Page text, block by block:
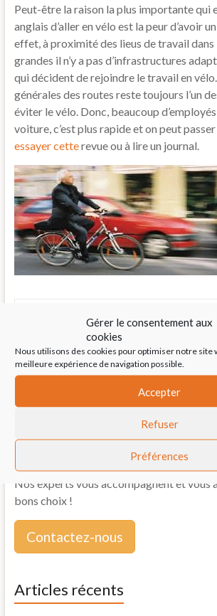
Gérer le consentement aux
cookies
Nous utilisons des cookies pour optimiser notre site
meilleure expérience de navigation possible.
Accepter
Refuser
Préférences
Peut-être la raison la plus importante qui
anglais d’aller en vélo est la peur d’avoir
effet, à proximité des lieus de travail dans
grandes il n’y a pas d’infrastructures
qui décident de rejoindre le travail en
générales des routes reste toujours l’un
éviter le vélo. Donc, beaucoup
voiture, c’est plus rapide et on peut
essayer cetterevue ou à lire un journal.
←Juriste-profiler.eu
Création de sites internet :
Un projet de E-learning ?
Nos experts vous accompagnent et vous
bons choix !
Contactez-nous
Articles récents